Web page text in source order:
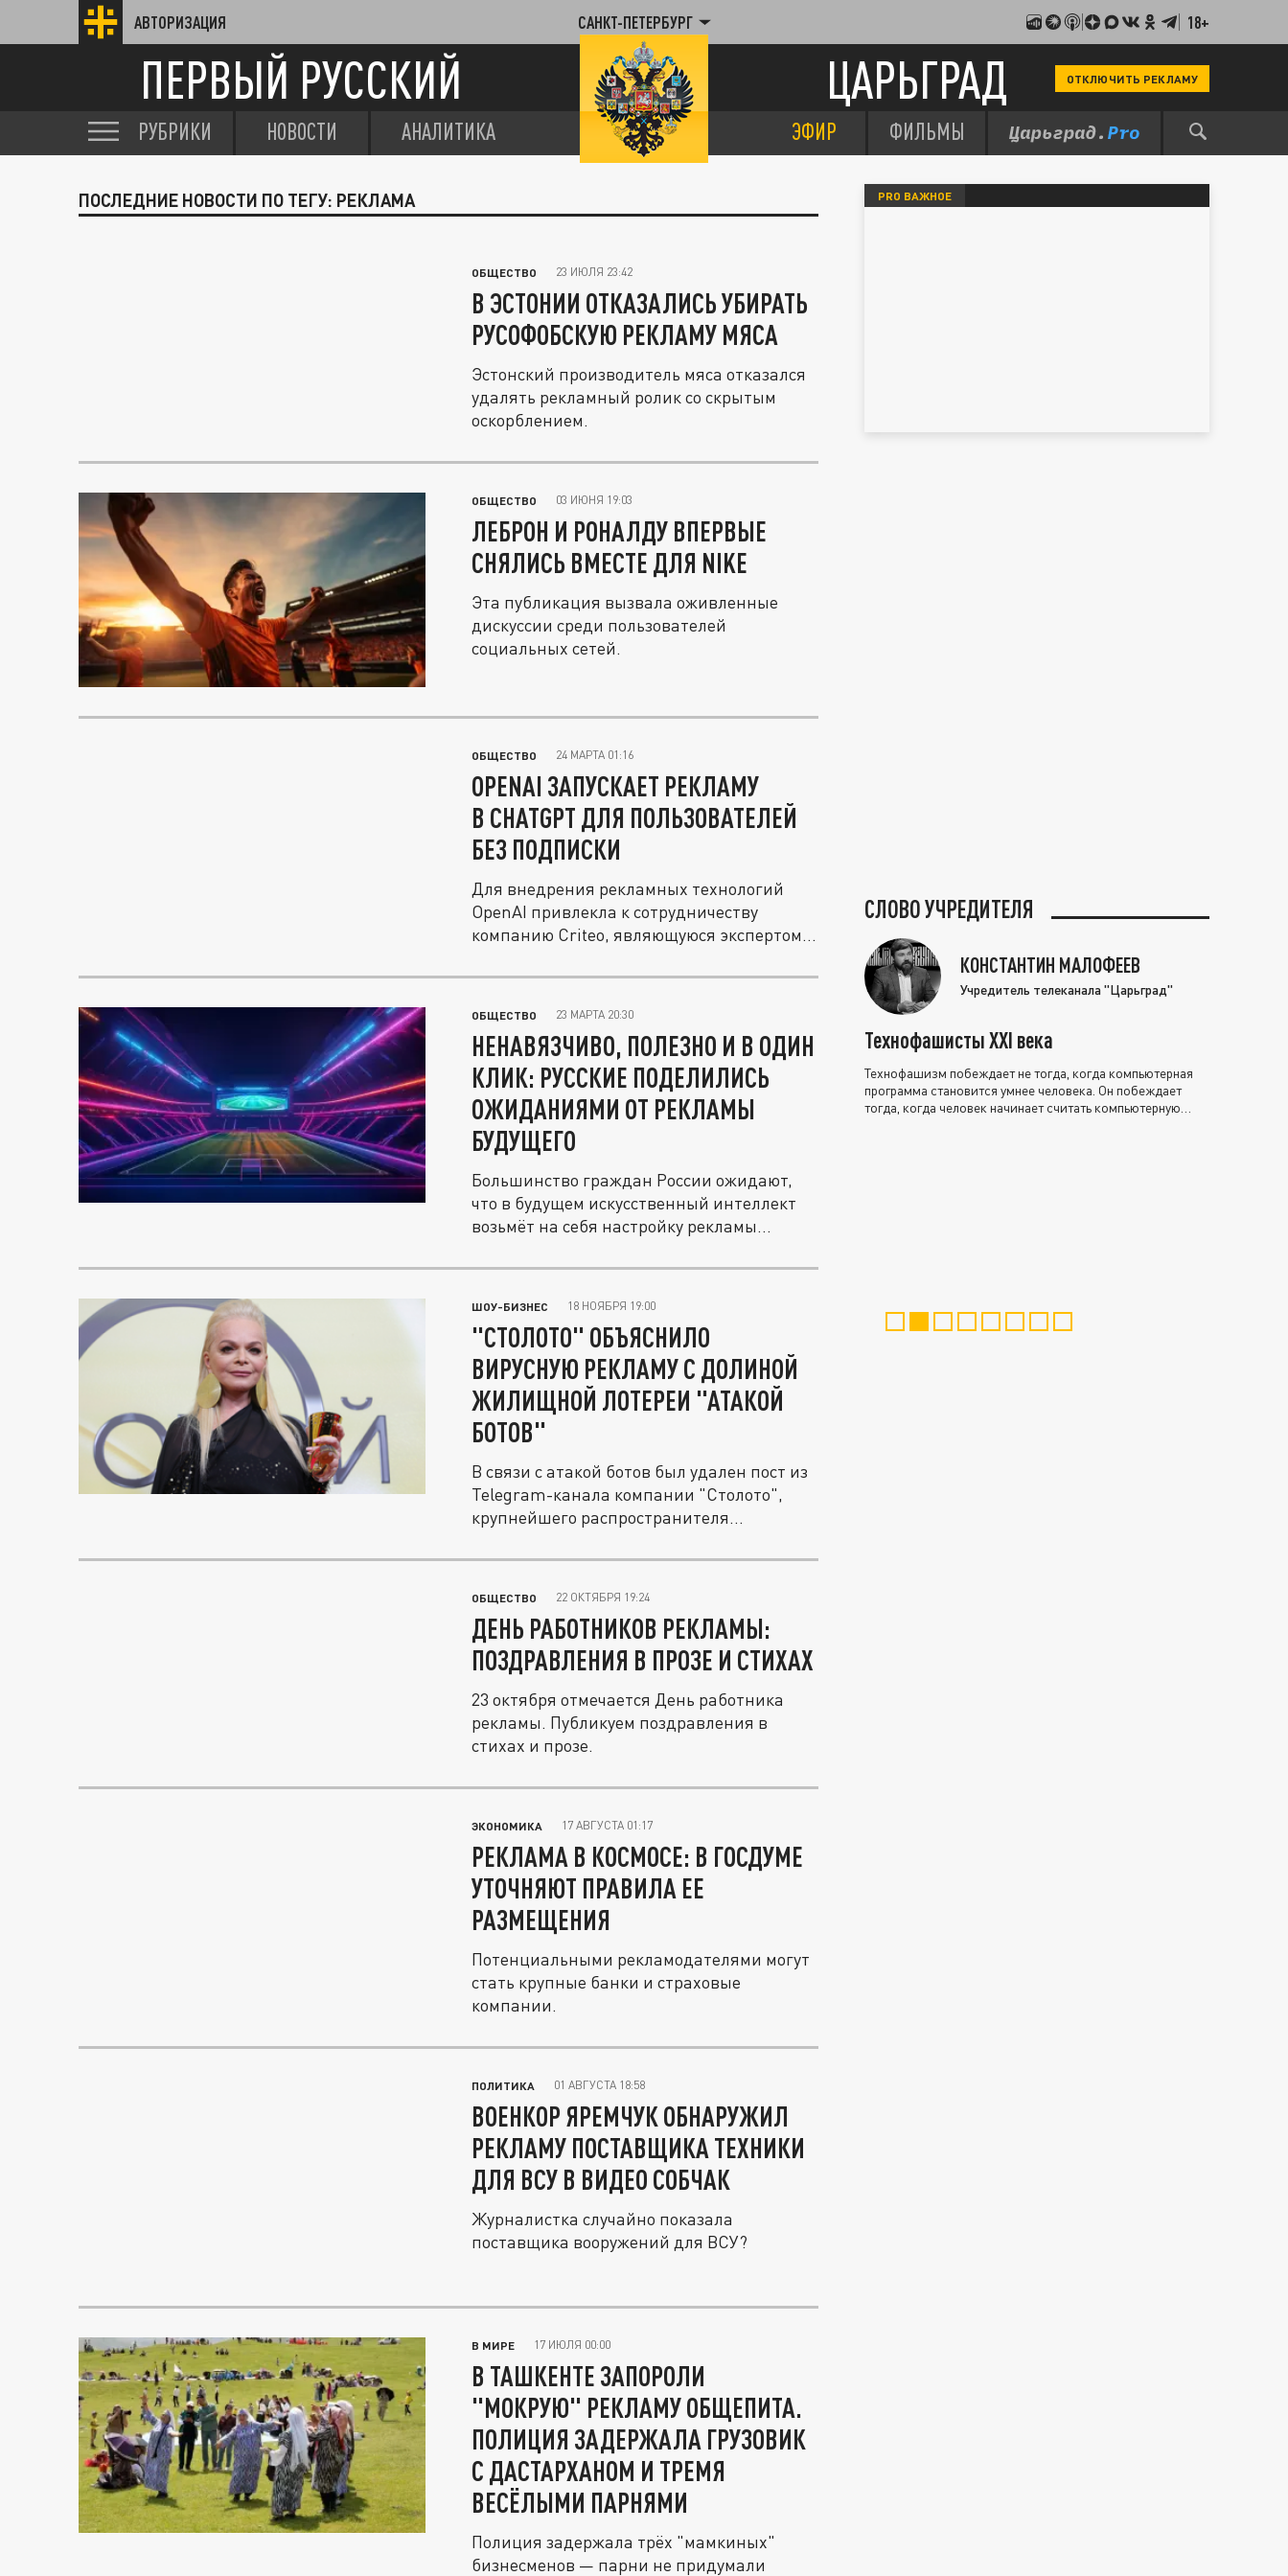
АВТОРИЗАЦИЯ САНКТ-ПЕТЕРБУРГ 18+
ПЕРВЫЙ РУССКИЙ ЦАРЬГРАД ОТКЛЮЧИТЬ РЕКЛАМУ
РУБРИКИ НОВОСТИ АНАЛИТИКА ЭФИР ФИЛЬМЫ
ПОСЛЕДНИЕ НОВОСТИ ПО ТЕГУ: РЕКЛАМА
ОБЩЕСТВО 23 ИЮЛЯ 23:42
В ЭСТОНИИ ОТКАЗАЛИСЬ УБИРАТЬ
РУСОФОБСКУЮ РЕКЛАМУ МЯСА
Эстонский производитель мяса отказался
удалять рекламный ролик со скрытым
оскорблением.
ОБЩЕСТВО 03 ИЮНЯ 19:03
ЛЕБРОН И РОНАЛДУ ВПЕРВЫЕ
СНЯЛИСЬ ВМЕСТЕ ДЛЯ NIKE
Эта публикация вызвала оживленные
дискуссии среди пользователей
социальных сетей.
ОБЩЕСТВО 24 МАРТА 01:16
OPENAI ЗАПУСКАЕТ РЕКЛАМУ
В CHATGPT ДЛЯ ПОЛЬЗОВАТЕЛЕЙ
БЕЗ ПОДПИСКИ
Для внедрения рекламных технологий
OpenAI привлекла к сотрудничеству
компанию Criteo, являющуюся экспертом...
ОБЩЕСТВО 23 МАРТА 20:30
НЕНАВЯЗЧИВО, ПОЛЕЗНО И В ОДИН
КЛИК: РУССКИЕ ПОДЕЛИЛИСЬ
ОЖИДАНИЯМИ ОТ РЕКЛАМЫ
БУДУЩЕГО
Большинство граждан России ожидают,
что в будущем искусственный интеллект
возьмёт на себя настройку рекламы...
ШОУ-БИЗНЕС 18 НОЯБРЯ 19:00
"СТОЛОТО" ОБЪЯСНИЛО
ВИРУСНУЮ РЕКЛАМУ С ДОЛИНОЙ
ЖИЛИЩНОЙ ЛОТЕРЕИ "АТАКОЙ
БОТОВ"
В связи с атакой ботов был удален пост из
Telegram-канала компании "Столото",
крупнейшего распространителя...
ОБЩЕСТВО 22 ОКТЯБРЯ 19:24
ДЕНЬ РАБОТНИКОВ РЕКЛАМЫ:
ПОЗДРАВЛЕНИЯ В ПРОЗЕ И СТИХАХ
23 октября отмечается День работника
рекламы. Публикуем поздравления в
стихах и прозе.
ЭКОНОМИКА 17 АВГУСТА 01:17
РЕКЛАМА В КОСМОСЕ: В ГОСДУМЕ
УТОЧНЯЮТ ПРАВИЛА ЕЕ
РАЗМЕЩЕНИЯ
Потенциальными рекламодателями могут
стать крупные банки и страховые
компании.
ПОЛИТИКА 01 АВГУСТА 18:58
ВОЕНКОР ЯРЕМЧУК ОБНАРУЖИЛ
РЕКЛАМУ ПОСТАВЩИКА ТЕХНИКИ
ДЛЯ ВСУ В ВИДЕО СОБЧАК
Журналистка случайно показала
поставщика вооружений для ВСУ?
В МИРЕ 17 ИЮЛЯ 00:00
В ТАШКЕНТЕ ЗАПОРОЛИ
"МОКРУЮ" РЕКЛАМУ ОБЩЕПИТА.
ПОЛИЦИЯ ЗАДЕРЖАЛА ГРУЗОВИК
С ДАСТАРХАНОМ И ТРЕМЯ
ВЕСЁЛЫМИ ПАРНЯМИ
Полиция задержала трёх "мамкиных"
бизнесменов — парни не придумали
PRO ВАЖНОЕ
СЛОВО УЧРЕДИТЕЛЯ
КОНСТАНТИН МАЛОФЕЕВ
Учредитель телеканала "Царьград"
Технофашисты XXI века
Технофашизм побеждает не тогда, когда компьютерная
программа становится умнее человека. Он побеждает
тогда, когда человек начинает считать компьютерную